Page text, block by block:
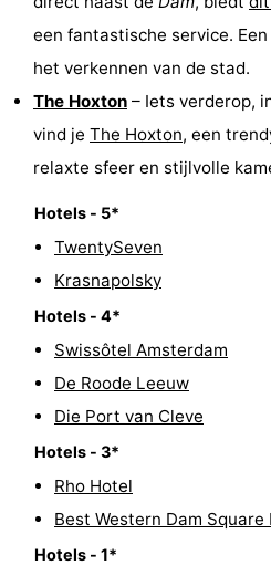
een fantastische service.
het verkennen van de stad.
The Hoxton – Iets verderop,
vind je The Hoxton, een
relaxte sfeer en stijlvolle
Hotels - 5*
TwentySeven
Krasnapolsky
Hotels - 4*
Swissôtel Amsterdam
De Roode Leeuw
Die Port van Cleve
Hotels - 3*
Rho Hotel
Best Western Dam Square
Hotels - 1*